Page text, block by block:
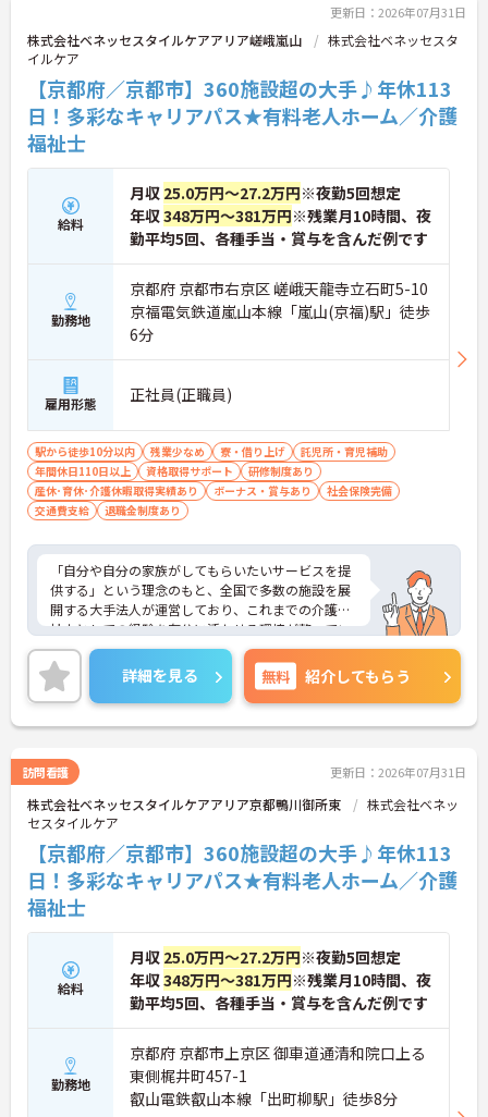
象となる年間3万円の医療費補助など大手ならでは
の圧倒的な福利厚生のもと、ケアマネジャーへのス
テップアップ等、介護のプロとして長期的なキャリ
アを築けます。
★おすすめPOINT★
【これまでの経験・専門性が正当に評価される環境
です】
・独自の社内資格「マジ神制度」があり、認定され
ると1資格につき月1万円（最大4万円）の手当が加
算されます。
・ケアマネジャーの受験料や対策講座、更新費用ま
で全額補助されるため、次のステップアップを自己
負担なく目指せます。
【最先端のDX導入で、身体的・精神的な負担を軽
減】
・スマホ記録や睡眠センサーを活用したデータに基
づくケアにより、夜間巡視や申し送りなどの業務負
担を大きく軽減しています。
・業務の効率化により月の平均残業時間は10時間程
向き合えます。
【ご家族も安心できる、圧倒的な福利厚生が整って
います】
・ご家族分も含めて年間3万円までの医療費補助
る独自の福利厚生が利用できます。
・小学校3年生までの時短・夜勤免除制度があり、
男性の育休取得実績も豊富なため、ライフステージ
が変化しても安心です。
【プライベートとの両立がしやすい環境です】
・有給取得促進手当の支給や、5連休以上の長期休
暇を取得できる仕組みがあり、しっかりと心身をリ
・中途入社比率が6割を超えており、風通しが良
く、新しい方もこれまでの経験を活かしてすぐに馴
染める温かい社風です。
更新日：2026年07月31日
株式会社ベネッセスタイルケアアリア嵯峨嵐山
株式会社ベネッセスタ
イルケア
【京都府／京都市】360施設超の大手♪年休113
日！多彩なキャリアパス★有料老人ホーム／介護
福祉士
給料
月収 25.0万円～27.2万円※夜勤5回想定
年収348万円～381万円※残業月10時間、夜
勤平均5回、各種手当・賞与を含んだ例です
勤務地
京都府 京都市右京区 嵯峨天龍寺立石町5-10
京福電気鉄道嵐山本線「嵐山(京福)駅」徒歩
6分
雇用形態 正社員(正職員)
駅から徒歩10分以内 残業少なめ 寮・借り上げ
託児所・育児補助
年間休日110日以上
資格取得サポート
研修制度あり
産休･育休･介護休暇取得実績あり
ボーナス・賞与あり
社会保険完備
交通費支給
退職金制度あり
「自分や自分の家族がしてもらいたいサービスを提
供する」という理念のもと、全国で多数の施設を展
開する大手法人が運営しており、これまでの介護福
祉士としての経験を存分に活かせる環境が整ってい
ます。最大の魅力は、専門性を正当に評価する独自
の社内資格「マジ神制度」。認知症ケア等の分野で
認定されると最大月4万円の手当が加算され、確実
な収入アップが可能です。また、スマホでの記録入
力や睡眠センサー等のDX化により、夜間業務などの
象となる年間3万円の医療費補助など大手ならでは
の圧倒的な福利厚生のもと、ケアマネジャーへのス
テップアップ等、介護のプロとして長期的なキャリ
アを築けます。
★おすすめPOINT★
【これまでの経験・専門性が正当に評価される環境
です】
・独自の社内資格「マジ神制度」があり、認定され
ると1資格につき月1万円（最大4万円）の手当が加
算されます。
・ケアマネジャーの受験料や対策講座、更新費用ま
で全額補助されるため、次のステップアップを自己
【最先端のDX導入で、身体的・精神的な負担を軽
減】
・スマホ記録や睡眠センサーを活用したデータに基
詳細を見る 無料 紹介してもらう
訪問看護 更新日：2026年07月31日
株式会社ベネッセスタイルケアアリア京都鴨川御所東
株式会社ベネッ
セスタイルケア
【京都府／京都市】360施設超の大手♪年休113
日！多彩なキャリアパス★有料老人ホーム／介護
福祉士
給料
月収 25.0万円～27.2万円※夜勤5回想定
年収348万円～381万円※残業月10時間、夜
勤平均5回、各種手当・賞与を含んだ例です
勤務地
京都府 京都市上京区 御車道通清和院口上る
東側梶井町457-1
叡山電鉄叡山本線「出町柳駅」徒歩8分